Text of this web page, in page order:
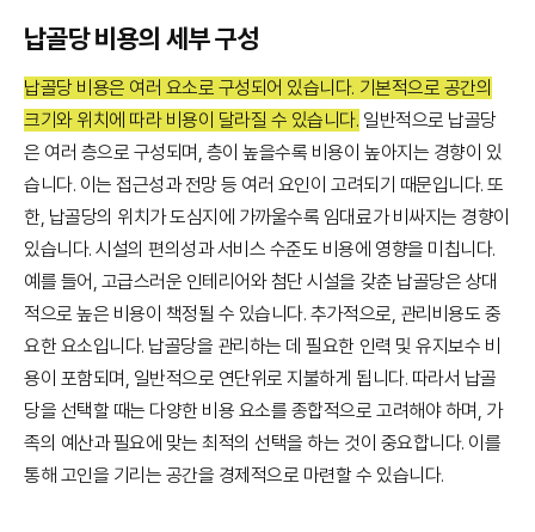
납골당 비용의 세부 구성
납골당 비용은 여러 요소로 구성되어 있습니다. 기본적으로 공간의
크기와 위치에 따라 비용이 달라질 수 있습니다. 일반적으로 납골당
은 여러 층으로 구성되며, 층이 높을수록 비용이 높아지는 경향이 있
습니다. 이는 접근성과 전망 등 여러 요인이 고려되기 때문입니다. 또
한, 납골당의 위치가 도심지에 가까울수록 임대료가 비싸지는 경향이
있습니다. 시설의 편의성과 서비스 수준도 비용에 영향을 미칩니다.
예를 들어, 고급스러운 인테리어와 첨단 시설을 갖춘 납골당은 상대
적으로 높은 비용이 책정될 수 있습니다. 추가적으로, 관리비용도 중
요한 요소입니다. 납골당을 관리하는 데 필요한 인력 및 유지보수 비
용이 포함되며, 일반적으로 연단위로 지불하게 됩니다. 따라서 납골
당을 선택할 때는 다양한 비용 요소를 종합적으로 고려해야 하며, 가
족의 예산과 필요에 맞는 최적의 선택을 하는 것이 중요합니다. 이를
통해 고인을 기리는 공간을 경제적으로 마련할 수 있습니다.